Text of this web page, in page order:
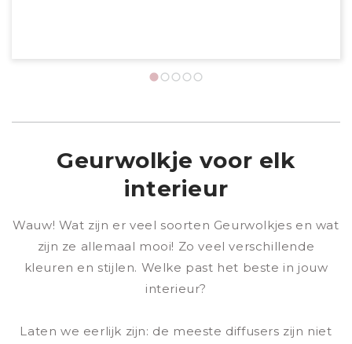
Geurwolkje voor elk
interieur
Wauw! Wat zijn er veel soorten Geurwolkjes en wat
zijn ze allemaal mooi! Zo veel verschillende
kleuren en stijlen. Welke past het beste in jouw
interieur?
Laten we eerlijk zijn: de meeste diffusers zijn niet